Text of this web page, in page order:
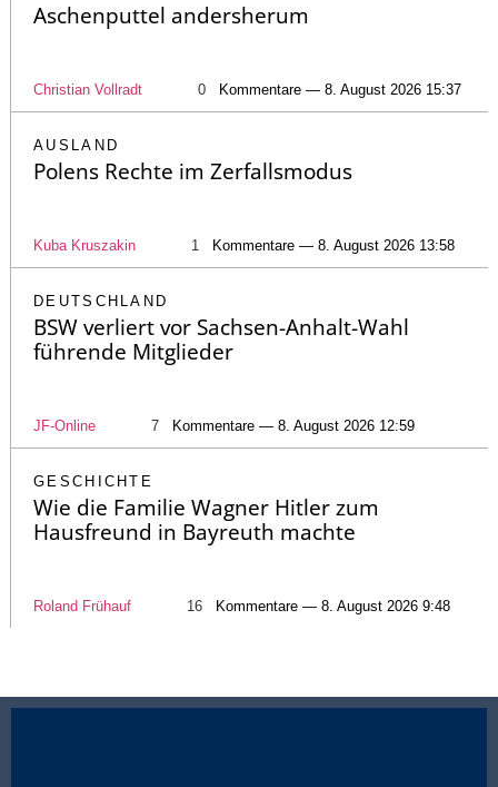
Aschenputtel andersherum
Christian Vollradt 0 Kommentare — 8. August 2026 15:37
AUSLAND
Polens Rechte im Zerfallsmodus
Kuba Kruszakin 1 Kommentare — 8. August 2026 13:58
DEUTSCHLAND
BSW verliert vor Sachsen-Anhalt-Wahl
führende Mitglieder
JF-Online 7 Kommentare — 8. August 2026 12:59
GESCHICHTE
Wie die Familie Wagner Hitler zum
Hausfreund in Bayreuth machte
Roland Frühauf 16 Kommentare — 8. August 2026 9:48